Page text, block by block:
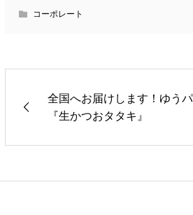
コーポレート
全国へお届けします！ゆう
『生かつおタタキ』